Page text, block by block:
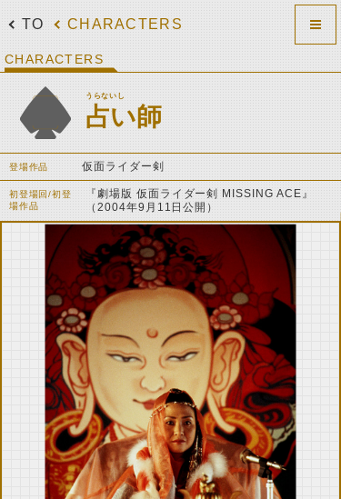
CHARACTERS
TOP
CHARACTERS
うらないし
占い師
登場作品 仮面ライダー剣
初登場回/初登
場作品
『劇場版 仮面ライダー剣 MISSING ACE』
（2004年9月11日公開）